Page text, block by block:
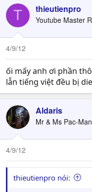
T thieutienpro
Youtube Master
4/9/12
ối mấy anh ơi phần
lẫn tiếng việt đều bị
Aldaris
Mr & Ms Pac-Man
4/9/12
thieutienpro nói: